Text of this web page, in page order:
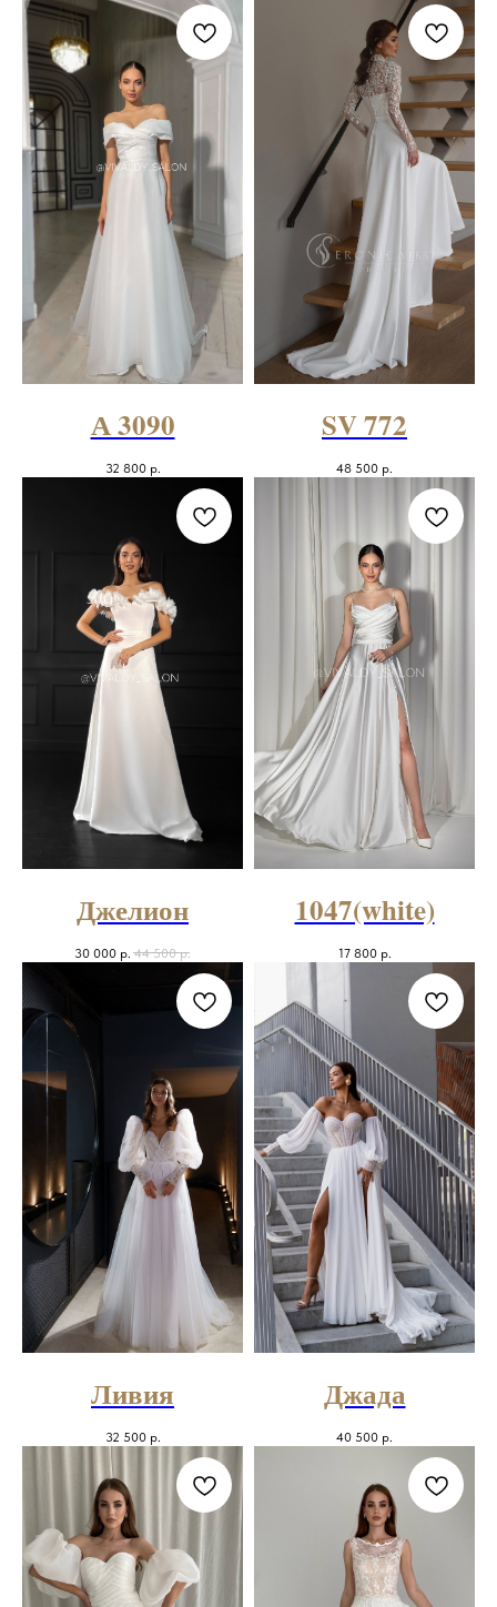
А 3090
32 800 р.
SV 772
48 500 р.
Джелион
30 000 р. 44 500 р.
1047(white)
17 800 р.
Ливия
32 500 р.
Джада
40 500 р.